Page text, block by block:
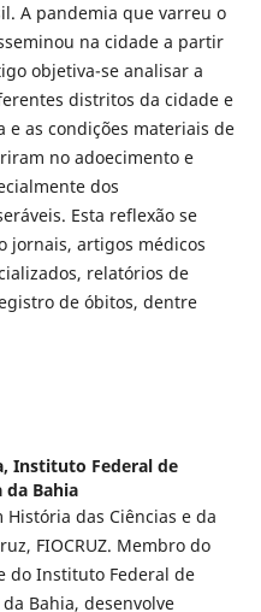
A pandemia que varreu o
na cidade a partir
objetiva-se analisar a
distritos da cidade e
e as condições materiais de
no adoecimento e
dos
Esta reflexão se
jornais, artigos médicos
relatórios de
de óbitos, dentre
Instituto Federal de
da Bahia
das Ciências e da
FIOCRUZ. Membro do
do Instituto Federal de
Bahia, desenvolve